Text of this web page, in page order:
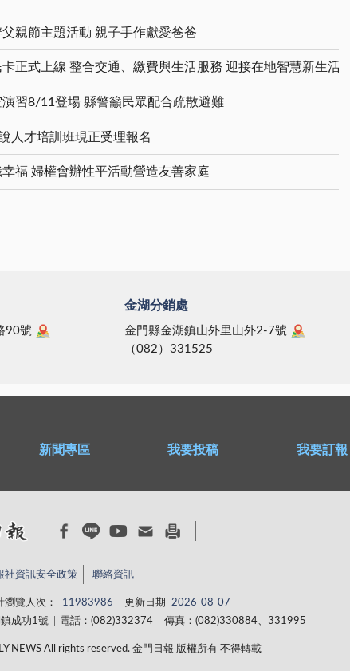
親節主題活動 親子手作獻愛爸爸
正式上線 整合交通、繳費與生活服務 迎接在地智慧新生活
習8/11登場 縣警籲民眾配合疏散避難
人才培訓班現正受理報名
福 婦權會辦性平活動營造友善家庭
90號
金湖分銷處
金門縣金湖鎮山外里山外2-7號
（082）331525
新聞專區 我要投稿 我要訂報
社資訊安全政策 聯絡資訊
瀏覽人次： 11983986 更新日期
2026-08-07
成功1號
電話：(082)332374 傳真：(082)330884、331995
NEWS All rights reserved. 金門日報 版權所有 不得轉載